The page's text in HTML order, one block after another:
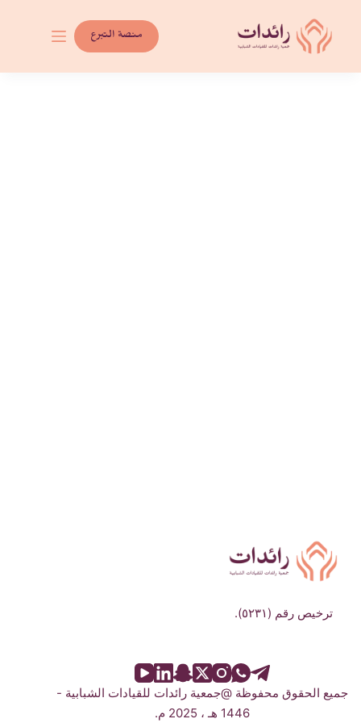
المحتوى
منصة التبرع
ترخيص رقم (٥٢٣١).
جميع الحقوق محفوظة @جمعية رائدات للقيادات الشبابية -
1446 هـ ، 2025 م.